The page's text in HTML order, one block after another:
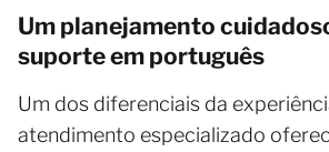
Um planejamento
suporte em português
Um dos diferenciais da
atendimento especializado